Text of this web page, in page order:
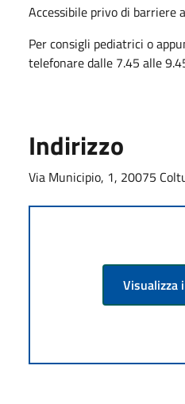
Accessibile privo di barriere
Per consigli pediatrici o
telefonare dalle 7.45 alle
Indirizzo
Via Municipio, 1, 20075
Visualizza